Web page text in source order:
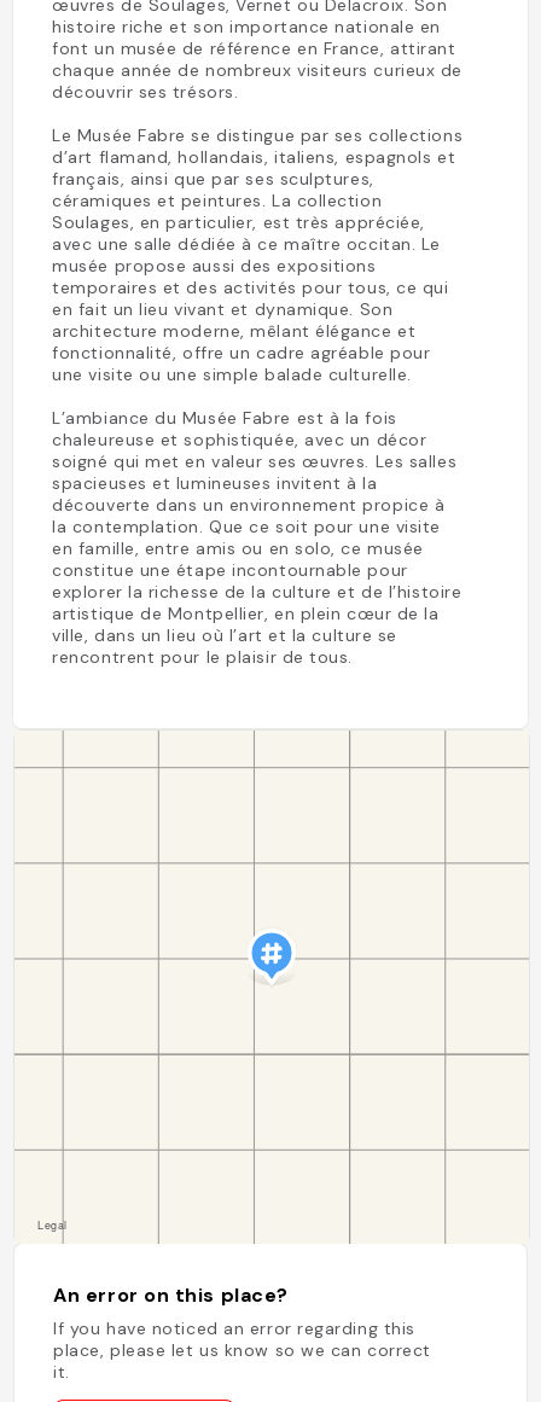
œuvres de Soulages, Vernet ou Delacroix. Son
histoire riche et son importance nationale en
font un musée de référence en France, attirant
chaque année de nombreux visiteurs curieux de
découvrir ses trésors.
Le Musée Fabre se distingue par ses collections
d’art flamand, hollandais, italiens, espagnols et
français, ainsi que par ses sculptures,
céramiques et peintures. La collection
Soulages, en particulier, est très appréciée,
avec une salle dédiée à ce maître occitan. Le
musée propose aussi des expositions
temporaires et des activités pour tous, ce qui
en fait un lieu vivant et dynamique. Son
architecture moderne, mêlant élégance et
fonctionnalité, offre un cadre agréable pour
une visite ou une simple balade culturelle.
L’ambiance du Musée Fabre est à la fois
chaleureuse et sophistiquée, avec un décor
soigné qui met en valeur ses œuvres. Les salles
spacieuses et lumineuses invitent à la
découverte dans un environnement propice à
la contemplation. Que ce soit pour une visite
en famille, entre amis ou en solo, ce musée
constitue une étape incontournable pour
explorer la richesse de la culture et de l’histoire
artistique de Montpellier, en plein cœur de la
ville, dans un lieu où l’art et la culture se
rencontrent pour le plaisir de tous.
An error on this place?
If you have noticed an error regarding this
place, please let us know so we can correct
it.